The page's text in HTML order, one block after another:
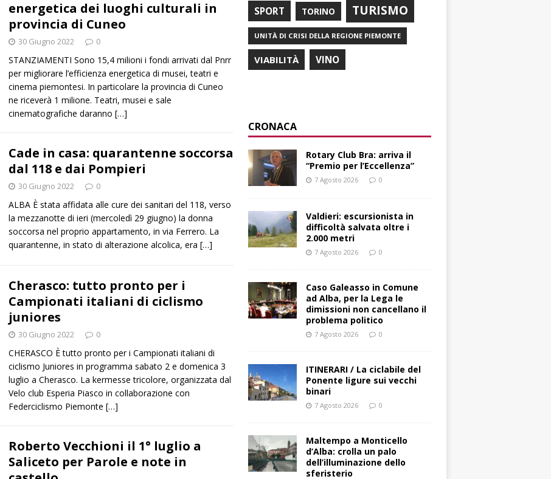
energetica dei luoghi culturali in
provincia di Cuneo
30 Giugno 2022 0
STANZIAMENTI Sono 15,4 milioni i fondi arrivati dal Pnrr
per migliorare l’efficienza energetica di musei, teatri e
cinema piemontesi. In particolare la provincia di Cuneo
ne riceverà 1 milione. Teatri, musei e sale
cinematografiche daranno […]
Cade in casa: quarantenne soccorsa
dal 118 e dai Pompieri
30 Giugno 2022 0
ALBA È stata affidata alle cure dei sanitari del 118, verso
la mezzanotte di ieri (mercoledì 29 giugno) la donna
soccorsa nel proprio appartamento, in via Ferrero. La
quarantenne, in stato di alterazione alcolica, era […]
Cherasco: tutto pronto per i
Campionati italiani di ciclismo
juniores
30 Giugno 2022 0
CHERASCO È tutto pronto per i Campionati italiani di
ciclismo Juniores in programma sabato 2 e domenica 3
luglio a Cherasco. La kermesse tricolore, organizzata dal
Velo club Esperia Piasco in collaborazione con
Federciclismo Piemonte […]
Roberto Vecchioni il 1° luglio a
Saliceto per Parole e note in
SPORT TORINO TURISMO
UNITÀ DI CRISI DELLA REGIONE PIEMONTE
VIABILITÀ VINO
CRONACA
Rotary Club Bra: arriva il
“Premio per l’Eccellenza”
7 Agosto 2026 0
Valdieri: escursionista in
difficoltà salvata oltre i
2.000 metri
7 Agosto 2026 0
Caso Galeasso in Comune
ad Alba, per la Lega le
dimissioni non cancellano il
problema politico
7 Agosto 2026 0
ITINERARI / La ciclabile del
Ponente ligure sui vecchi
binari
7 Agosto 2026 0
Maltempo a Monticello
d’Alba: crolla un palo
dell’illuminazione dello
sferisterio